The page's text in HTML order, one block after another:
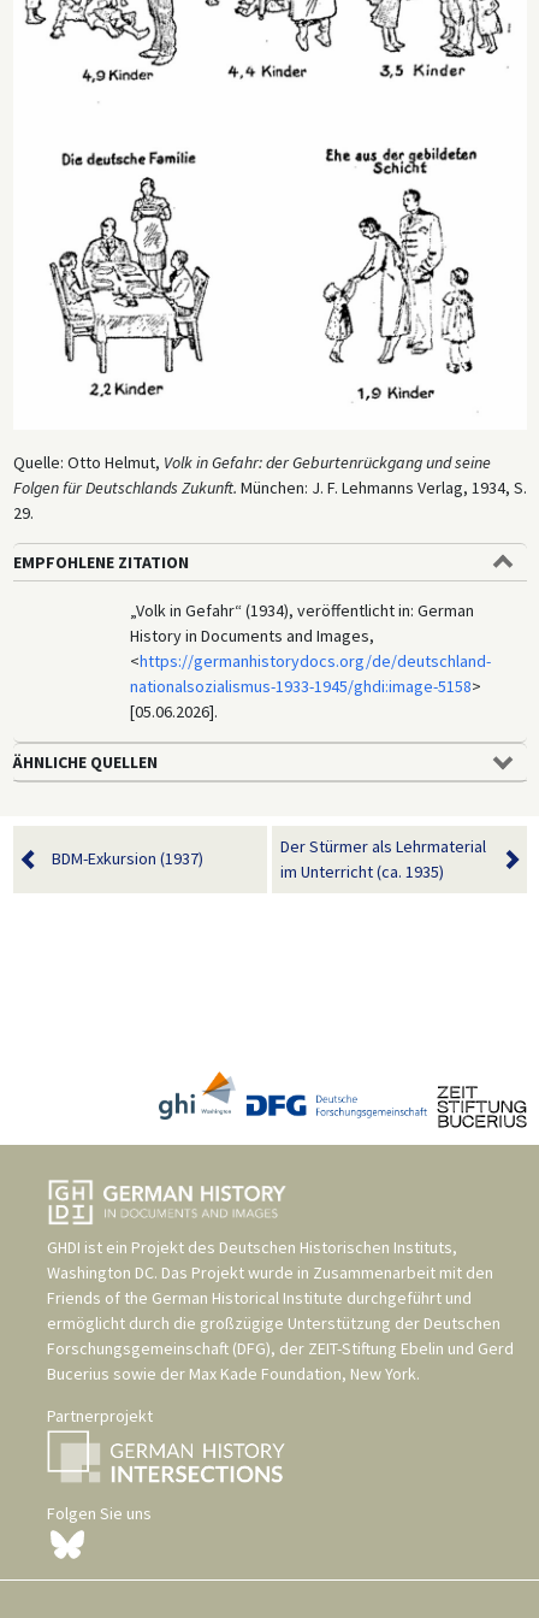
Quelle: Otto Helmut, Volk in Gefahr:der Geburtenrückgang und seine
Folgen für Deutschlands Zukunft. München: J. F. Lehmanns Verlag, 1934, S.
29.
EMPFOHLENE ZITATION
„Volk in Gefahr“ (1934), veröffentlicht in: German
History in Documents and Images,
<https://germanhistorydocs.org/de/deutschland-
nationalsozialismus-1933-1945/ghdi:image-5158>
[05.06.2026].
ÄHNLICHE QUELLEN
BDM-Exkursion (1937)
Der Stürmer als Lehrmaterial
im Unterricht (ca. 1935)
GHDI ist ein Projekt des Deutschen Historischen Instituts,
Washington DC. Das Projekt wurde in Zusammenarbeit mit den
Friends of the German Historical Institute durchgeführt und
ermöglicht durch die großzügige Unterstützung der Deutschen
Forschungsgemeinschaft (DFG), der ZEIT-Stiftung Ebelin und Gerd
Bucerius sowie der Max Kade Foundation, New York.
Partnerprojekt
Folgen Sie uns